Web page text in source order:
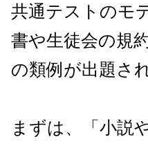
共通テストのモ
書や生徒会の規
の類例が出題さ
まずは、「小説